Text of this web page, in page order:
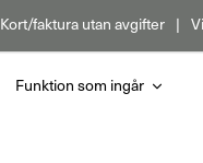
Kort/faktura utan avgifter
Funktion som ingår